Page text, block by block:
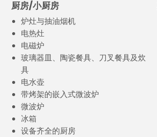
厨房/小厨房
炉灶与抽油烟机
电热灶
电磁炉
玻璃器皿、陶瓷餐具、刀叉餐具及炊
具
电水壶
带烤架的嵌入式微波炉
微波炉
冰箱
设备齐全的厨房